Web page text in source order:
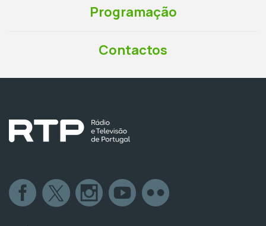
Programação
Contactos